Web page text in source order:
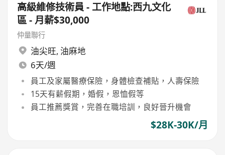
高級維修技術員 - 工作地點:西九文化
區 - 月薪$30,000
仲量聯行
油尖旺, 油麻地
6天/週
員工及家屬醫療保險，身體檢查補貼，人壽保險
15天有薪假期，婚假，恩恤假等
員工推薦獎賞，完善在職培訓，良好晉升機會
$28K-30K/月